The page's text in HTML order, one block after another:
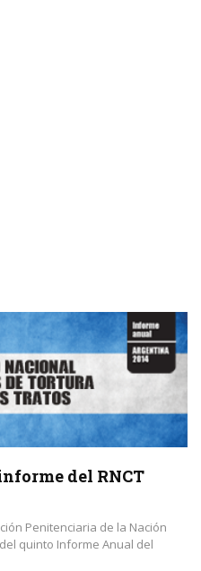
del RNCT
Penitenciaria de la Nación
quinto Informe Anual del